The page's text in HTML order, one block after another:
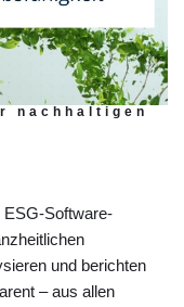
nachhaltigen
ESG-Software-
und berichten
– aus allen